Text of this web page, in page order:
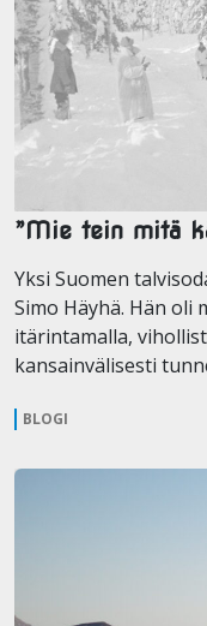
”Mie tein mitä
Yksi Suomen
Simo Häyhä. Hän oli
itärintamalla,
kansainvälisesti
BLOGI